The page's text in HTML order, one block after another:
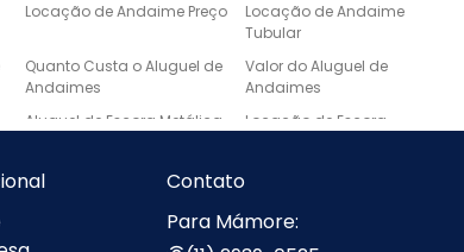
Locação de Andaime Preço
Locação de Andaime
Tubular
Quanto Custa o Aluguel de
Andaimes
Valor do Aluguel de
Andaimes
Aluguel de Escora Metálica
Locação de Escora
Escada de Mármore Preço
Pia de Marmore para
Pias de Mármore
Contato
Para Mámore: